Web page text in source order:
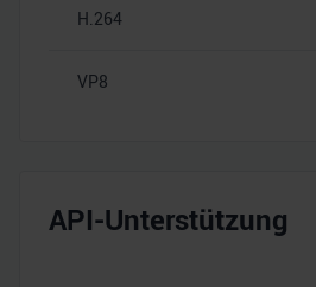
H.264
VP8
API-Unterstützung